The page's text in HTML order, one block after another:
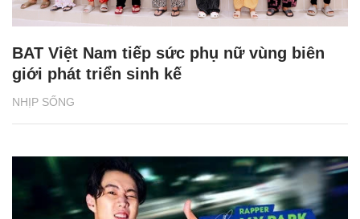
NHỊP SỐNG
BAT Việt Nam tiếp sức phụ nữ vùng biên
giới phát triển sinh kế